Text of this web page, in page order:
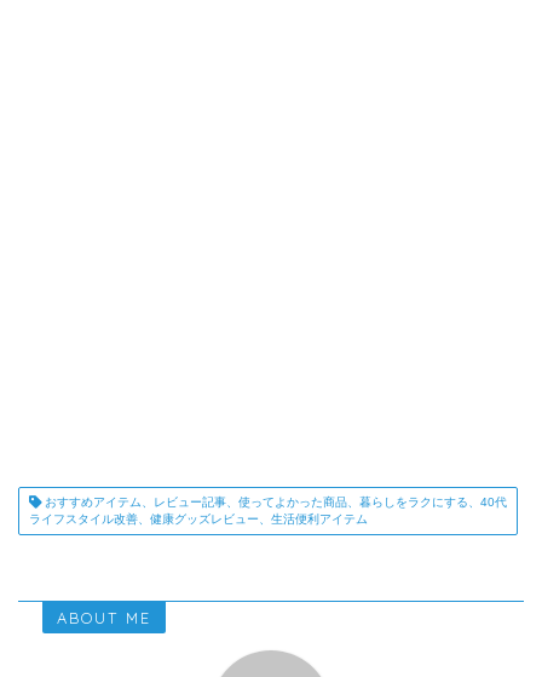
おすすめアイテム、レビュー記事、使ってよかった商品、暮らしをラクにする、40代
ライフスタイル改善、健康グッズレビュー、生活便利アイテム
ABOUT ME